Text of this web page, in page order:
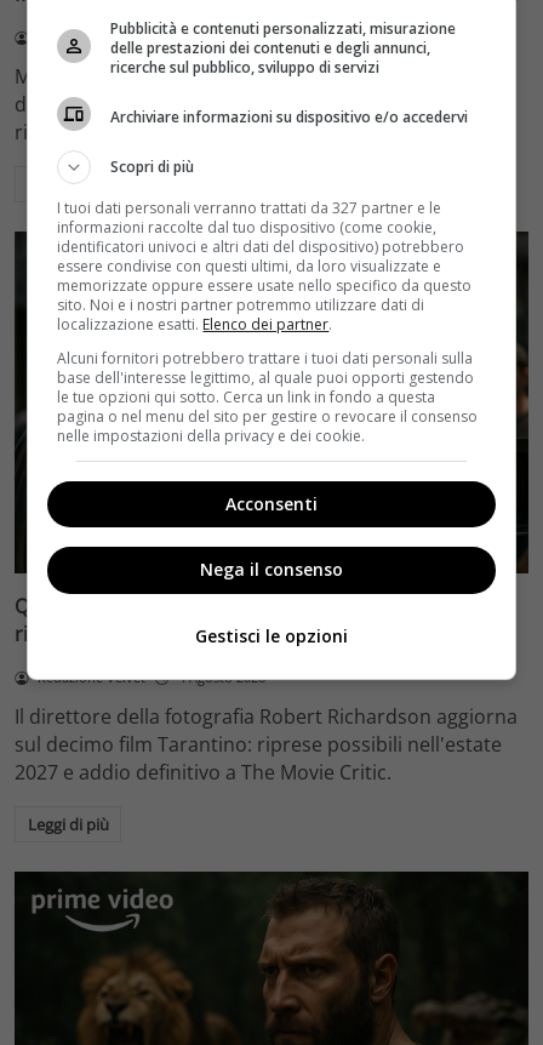
Redazione Velvet 4 Agosto 2026
Mediaset sceglie di mantenere Gerry Scotti e La Ruota
della Fortuna nell'access prime time estivo di Canale 5,
rinviando a dicembre il debutto di Enrico Pa
Leggi di più
Quentin Tarantino e il decimo film: Robert Richardson
rivela riprese forse nel 2027 e l’addio a The Movie Critic
Redazione Velvet 4 Agosto 2026
Il direttore della fotografia Robert Richardson aggiorna
sul decimo film Tarantino: riprese possibili nell'estate
2027 e addio definitivo a The Movie Critic.
Leggi di più
Pubblicità e contenuti personalizzati, misurazione
delle prestazioni dei contenuti e degli annunci,
ricerche sul pubblico, sviluppo di servizi
Archiviare informazioni su dispositivo e/o accedervi
Scopri di più
I tuoi dati personali verranno trattati da 327 partner e le
informazioni raccolte dal tuo dispositivo (come cookie,
identificatori univoci e altri dati del dispositivo) potrebbero
essere condivise con questi ultimi, da loro visualizzate e
memorizzate oppure essere usate nello specifico da questo
sito. Noi e i nostri partner potremmo utilizzare dati di
localizzazione esatti. Elenco dei partner.
Alcuni fornitori potrebbero trattare i tuoi dati personali sulla
base dell'interesse legittimo, al quale puoi opporti gestendo
le tue opzioni qui sotto. Cerca un link in fondo a questa
pagina o nel menu del sito per gestire o revocare il consenso
nelle impostazioni della privacy e dei cookie.
Acconsenti
Nega il consenso
Gestisci le opzioni